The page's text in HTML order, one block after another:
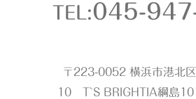
TEL:045-
〒223-0052 横浜市港北
10 T`S BRIGHTIA綱島